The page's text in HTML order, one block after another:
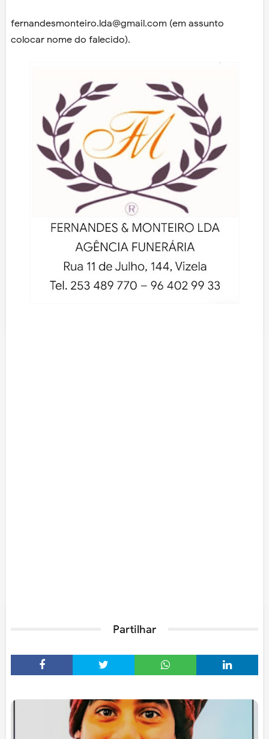
fernandesmonteiro.lda@gmail.com (em assunto
colocar nome do falecido).
Partilhar